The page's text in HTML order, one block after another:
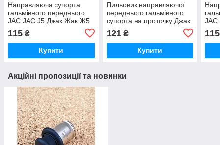
Направляюча супорта
гальмівного переднього
JAC JAC J5 Джак Жак Ж5
115 ₴
Купити
Пильовик направляючої
переднього гальмівного
супорта на проточку Джак
Жак Джей 5 Дж5 Ж5 JAC
J5
121₴
Купити
115
Акційні пропозиції та новинки